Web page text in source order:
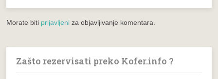
Morate biti prijavljeni za objavljivanje komentara.
Zašto rezervisati preko Kofer.info ?